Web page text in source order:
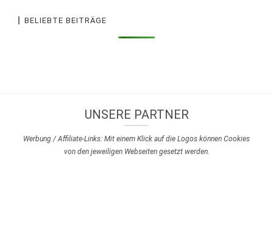
BELIEBTE BEITRÄGE
UNSERE PARTNER
Werbung / Affiliate-Links: Mit einem Klick auf die Logos können Cookies
von den jeweiligen Webseiten gesetzt werden.